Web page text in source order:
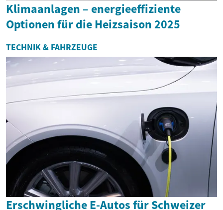
Klimaanlagen – energieeffiziente
Optionen für die Heizsaison 2025
TECHNIK & FAHRZEUGE
Erschwingliche E-Autos für Schweizer